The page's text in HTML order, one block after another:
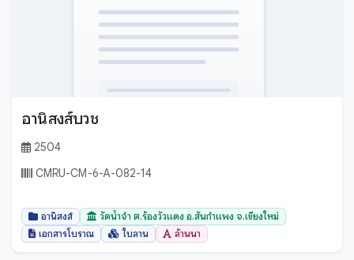
อานิสงส์บวช
2504
CMRU-CM-6-A-082-14
อานิสงส์
วัดน้ำจำ ต.ร้องวัวแดง อ.สันกำแพง จ.เชียงใหม่
เอกสารโบราณ
ใบลาน ล้านนา